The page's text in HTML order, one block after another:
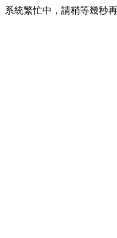
系統繁忙中，請稍等幾秒再